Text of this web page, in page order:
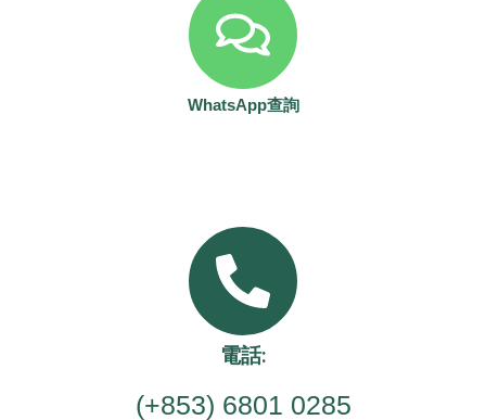
WhatsApp查詢
電話:
(+853) 6801 0285